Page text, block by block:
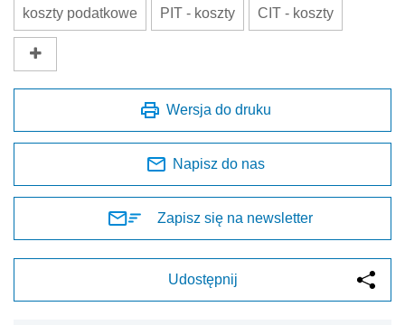
koszty podatkowe PIT - koszty CIT - koszty
Wersja do druku
Napisz do nas
Zapisz się na newsletter
Udostępnij